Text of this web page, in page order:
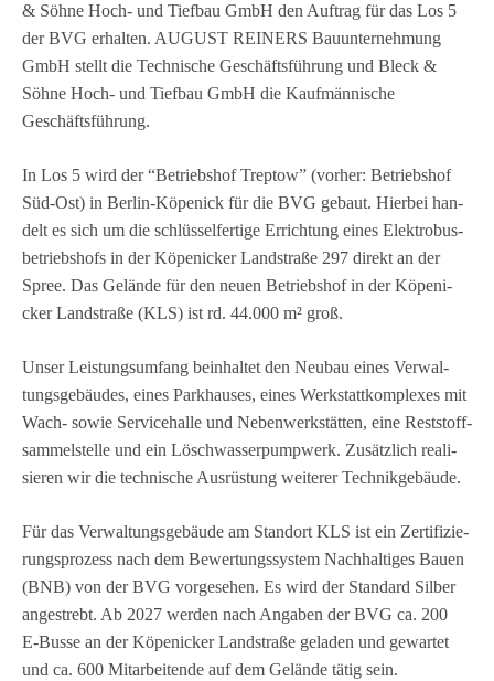
& Söhne Hoch- und Tief­bau GmbH den Auf­trag für das Los 5
der BVG erhal­ten. AUGUST REINERS Bau­un­ter­neh­mung
GmbH stellt die Tech­ni­sche Geschäfts­füh­rung und Bleck &
Söhne Hoch- und Tief­bau GmbH die Kauf­män­ni­sche
Geschäftsführung.
In Los 5 wird der “Betriebs­hof Trep­tow” (vor­her: Betriebs­hof
Süd-Ost) in Ber­lin-Köpe­nick für die BVG gebaut. Hier­bei han­
delt es sich um die schlüs­sel­fer­tige Errich­tung eines Elek­tro­bus­
be­triebs­hofs in der Köpe­ni­cker Land­straße 297 direkt an der
Spree. Das Gelände für den neuen Betriebs­hof in der Köpe­ni­
cker Land­straße (KLS) ist rd. 44.000 m² groß.
Unser Leis­tungs­um­fang beinhal­tet den Neu­bau eines Ver­wal­
tungs­ge­bäu­des, eines Park­hau­ses, eines Werk­statt­kom­ple­xes mit
Wach- sowie Ser­vice­halle und Neben­werk­stät­ten, eine Rest­stoff­
sam­mel­stelle und ein Lösch­was­ser­pump­werk. Zusätz­lich rea­li­
sie­ren wir die tech­ni­sche Aus­rüs­tung wei­te­rer Technikgebäude.
Für das Ver­wal­tungs­ge­bäude am Stand­ort KLS ist ein Zer­ti­fi­zie­
rungs­pro­zess nach dem Bewer­tungs­sys­tem Nach­hal­ti­ges Bauen
(BNB) von der BVG vor­ge­se­hen. Es wird der Stan­dard Sil­ber
ange­strebt. Ab 2027 wer­den nach Anga­ben der BVG ca. 200
E‑Busse an der Köpe­ni­cker Land­straße gela­den und gewar­tet
und ca. 600 Mit­ar­bei­tende auf dem Gelände tätig sein.